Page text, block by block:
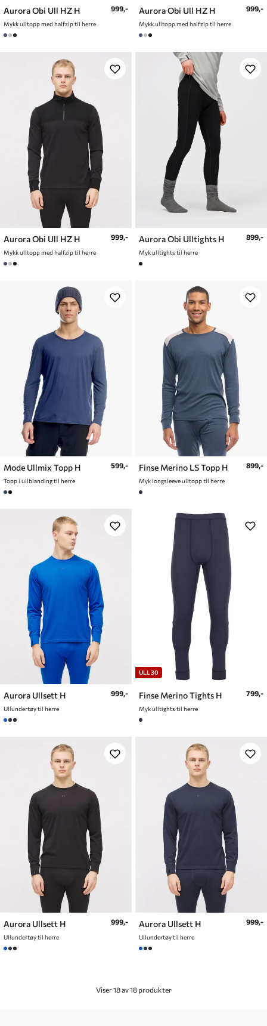
Aurora Obi Ull HZ H
Mykk ulltopp med halfzip til herre
999,- Aurora Obi Ull HZ H
Mykk ulltopp med halfzip til herre
999,-
Aurora Obi Ull HZ H
Mykk ulltopp med halfzip til herre
999,- Aurora Obi Ulltights H
Myk ulltights til herre
899,-
Mode Ullmix Topp H
Topp i ullblanding til herre
599,- Finse Merino LS Topp H
Myk longsleeve ulltopp til herre
899,-
Aurora Ullsett H
Ullundertøy til herre
999,-
ULL30
Finse Merino Tights H
Myk ulltights til herre
799,-
Aurora Ullsett H
Ullundertøy til herre
999,- Aurora Ullsett H
Ullundertøy til herre
999,-
Viser 18 av 18 produkter